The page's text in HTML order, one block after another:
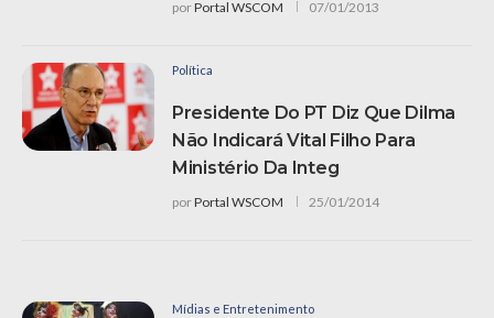
porPortal WSCOM 07/01/2013
Política
Presidente Do PT Diz Que Dilma
Não Indicará Vital Filho Para
Ministério Da Integ
porPortal WSCOM 25/01/2014
Mídias e Entretenimento